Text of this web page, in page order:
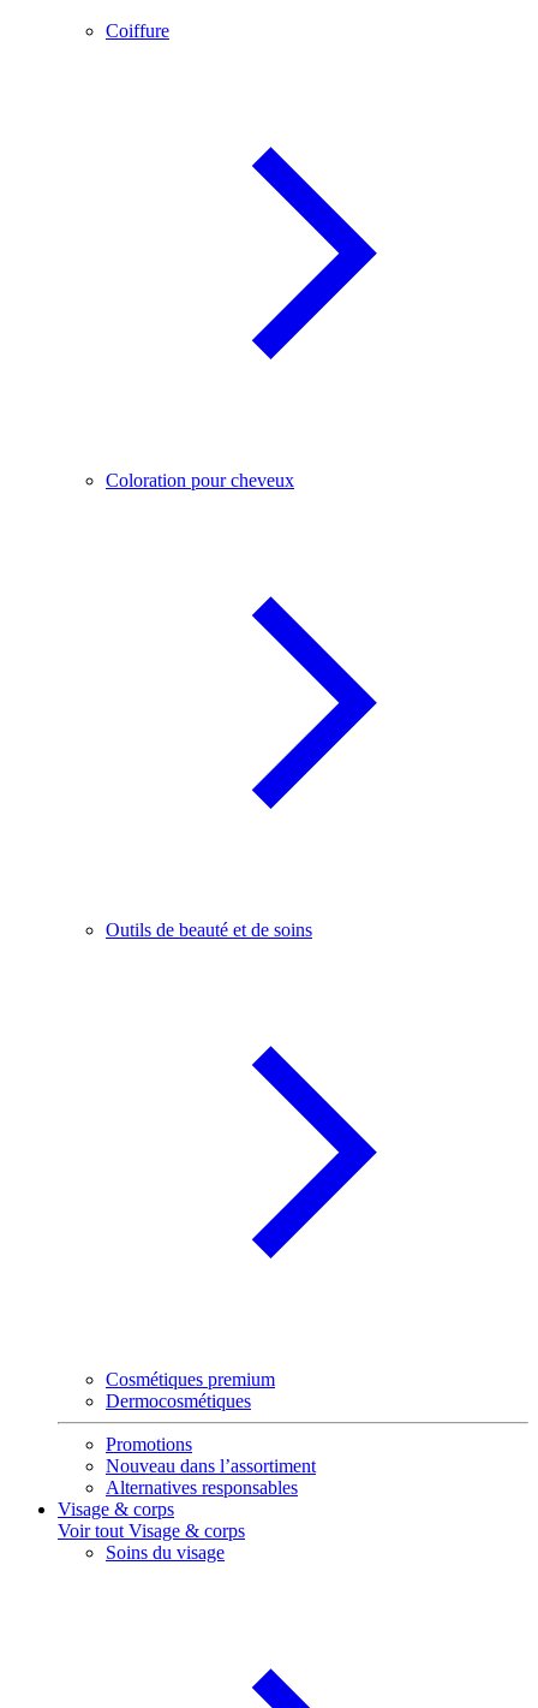
Coiffure
Coloration pour cheveux
Outils de beauté et de soins
Cosmétiques premium
Dermocosmétiques
Promotions
Nouveau dans l’assortiment
Alternatives responsables
Visage & corps
Voir tout Visage & corps
Soins du visage